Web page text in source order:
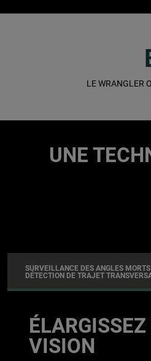
LE WRANGLER
UNE
SURVEILLANCE DES ANGLES
DÉTECTION DE TRAJET
VISION